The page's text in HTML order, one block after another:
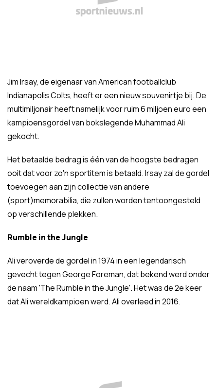
Jim Irsay, de eigenaar van American footballclub
Indianapolis Colts, heeft er een nieuw souvenirtje bij. De
multimiljonair heeft namelijk voor ruim 6 miljoen euro een
kampioensgordel van bokslegende Muhammad Ali
gekocht.
Het betaalde bedrag is één van de hoogste bedragen
ooit dat voor zo'n sportitem is betaald. Irsay zal de gordel
toevoegen aan zijn collectie van andere
(sport)memorabilia, die zullen worden tentoongesteld
op verschillende plekken.
Rumble in the Jungle
Ali veroverde de gordel in 1974 in een legendarisch
gevecht tegen George Foreman, dat bekend werd onder
de naam 'The Rumble in the Jungle'. Het was de 2e keer
dat Ali wereldkampioen werd. Ali overleed in 2016.